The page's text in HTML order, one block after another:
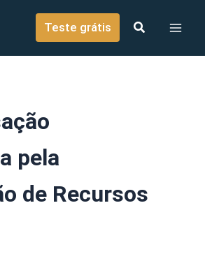
Teste grátis
pela
de Recursos